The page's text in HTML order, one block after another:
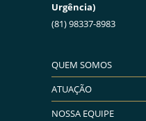
Urgência)
(81) 98337-8983
QUEM SOMOS
ATUAÇÃO
NOSSA EQUIPE